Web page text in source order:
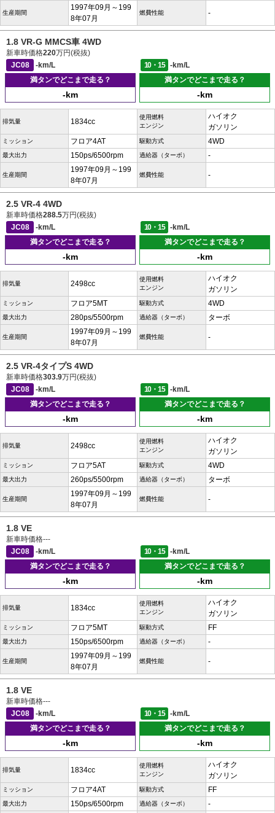
生産期間
1997年09月～199
8年07月
燃費性能 -
1.8 VR-G MMCS車 4WD
新車時価格220万円(税抜)
JC08
-km/L 10・15
-km/L
満タンでどこまで走る？
-km
満タンでどこまで走る？
-km
排気量 1834cc
使用燃料
エンジン
ハイオク
ガソリン
ミッション フロア4AT 駆動方式 4WD
最大出力 150ps/6500rpm 過給器（ターボ） -
生産期間
1997年09月～199
8年07月
燃費性能 -
2.5 VR-4 4WD
新車時価格288.5万円(税抜)
JC08
-km/L 10・15
-km/L
満タンでどこまで走る？
-km
満タンでどこまで走る？
-km
排気量 2498cc
使用燃料
エンジン
ハイオク
ガソリン
ミッション フロア5MT 駆動方式 4WD
最大出力 280ps/5500rpm 過給器（ターボ） ターボ
生産期間
1997年09月～199
8年07月
燃費性能 -
2.5 VR-4タイプS 4WD
新車時価格303.9万円(税抜)
JC08
-km/L 10・15
-km/L
満タンでどこまで走る？
-km
満タンでどこまで走る？
-km
排気量 2498cc
使用燃料
エンジン
ハイオク
ガソリン
ミッション フロア5AT 駆動方式 4WD
最大出力 260ps/5500rpm 過給器（ターボ） ターボ
生産期間
1997年09月～199
8年07月
燃費性能 -
1.8 VE
新車時価格---
JC08
-km/L 10・15
-km/L
満タンでどこまで走る？
-km
満タンでどこまで走る？
-km
排気量 1834cc
使用燃料
エンジン
ハイオク
ガソリン
ミッション フロア5MT 駆動方式 FF
最大出力 150ps/6500rpm 過給器（ターボ） -
生産期間
1997年09月～199
8年07月
燃費性能 -
1.8 VE
新車時価格---
JC08
-km/L 10・15
-km/L
満タンでどこまで走る？
-km
満タンでどこまで走る？
-km
排気量 1834cc
使用燃料
エンジン
ハイオク
ガソリン
ミッション フロア4AT 駆動方式 FF
最大出力 150ps/6500rpm 過給器（ターボ） -